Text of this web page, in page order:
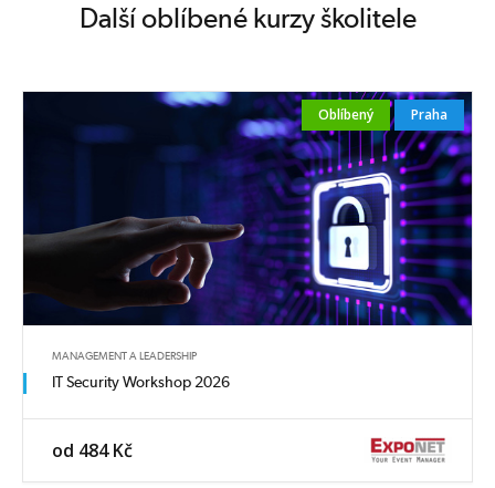
Další oblíbené kurzy školitele
Oblíbený Praha
MANAGEMENT A LEADERSHIP
IT Security Workshop 2026
od 484 Kč